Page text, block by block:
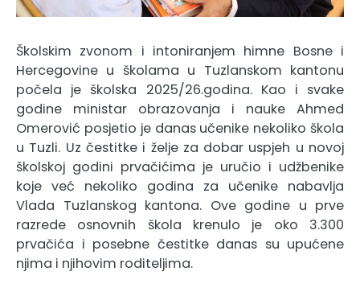
Školskim zvonom i intoniranjem himne Bosne i
Hercegovine u školama u Tuzlanskom kantonu
počela je školska 2025/26.godina. Kao i svake
godine ministar obrazovanja i nauke Ahmed
Omerović posjetio je danas učenike nekoliko škola
u Tuzli. Uz čestitke i želje za dobar uspjeh u novoj
školskoj godini prvačićima je uručio i udžbenike
koje već nekoliko godina za učenike nabavlja
Vlada Tuzlanskog kantona. Ove godine u prve
razrede osnovnih škola krenulo je oko 3.300
prvačića i posebne čestitke danas su upućene
njima i njihovim roditeljima.